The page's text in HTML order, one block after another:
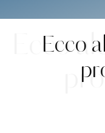
Ecco
Ecco